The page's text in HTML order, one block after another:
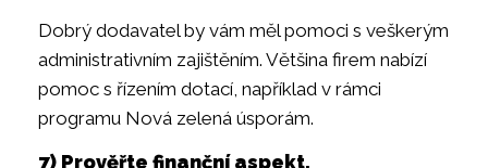
Dobrý dodavatel by vám měl pomoci s veškerým
administrativním zajištěním. Většina firem nabízí
pomoc s řízením dotací, například v rámci
programu Nová zelená úsporám.
7) Prověřte finanční aspekt.